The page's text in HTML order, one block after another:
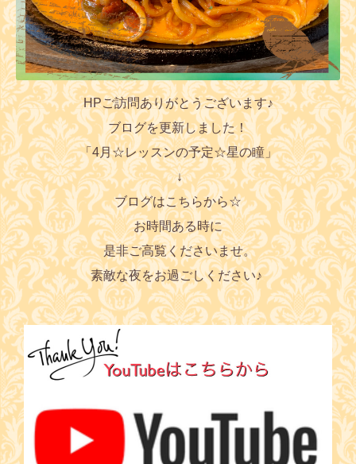
HPご訪問ありがとうございます♪
ブログを更新しました！
「4月☆レッスンの予定☆星の瞳」
↓
ブログはこちらから☆
お時間ある時に
是非ご高覧くださいませ。
素敵な夜をお過ごしください♪